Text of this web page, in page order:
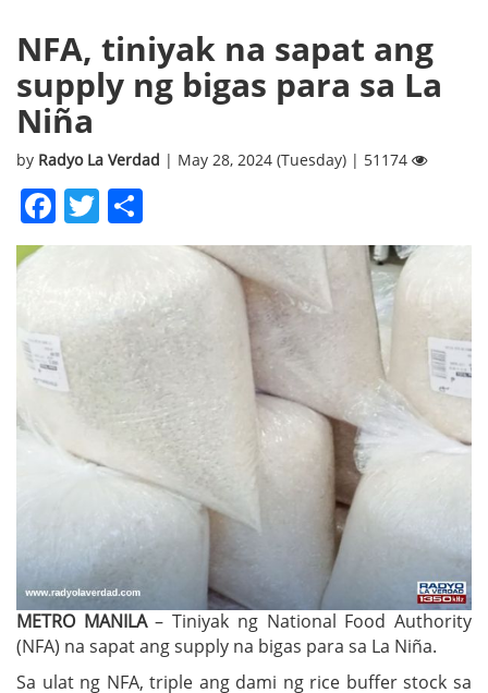
NFA, tiniyak na sapat ang
supply ng bigas para sa La
Niña
by Radyo La Verdad | May 28, 2024 (Tuesday) | 51174
Facebook
Twitter
METRO MANILA– Tiniyak ng National Food Authority
(NFA) na sapat ang supply na bigas para sa La Niña.
Sa ulat ng NFA, triple ang dami ng rice buffer stock sa